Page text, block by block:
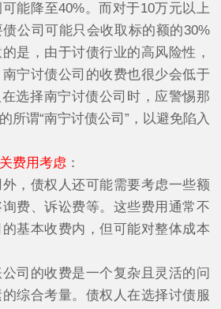
能降至40%。而对于10万元以上
公司可能只会收取标的额的30%
是，由于讨债行业的高风险性，
宁讨债公司的收费也很少会低于
选择南宁讨债公司时，应警惕那
所谓“南宁讨债公司”，以避免陷入
费用考虑 ：
，债权人还可能需要考虑一些额
费、诉讼费等。这些费用通常不
基本收费内，但可能对整体成本
司的收费是一个复杂且灵活的问
综合考量。债权人在选择讨债服